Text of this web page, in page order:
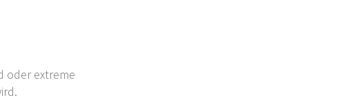
oder extreme